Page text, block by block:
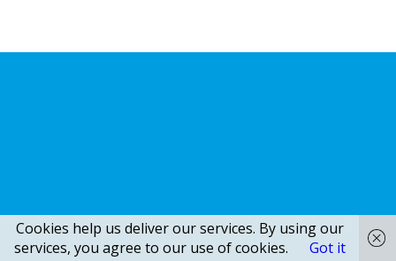
Cookies help us deliver our services. By using our
services, you agree to our use of cookies.
Got it